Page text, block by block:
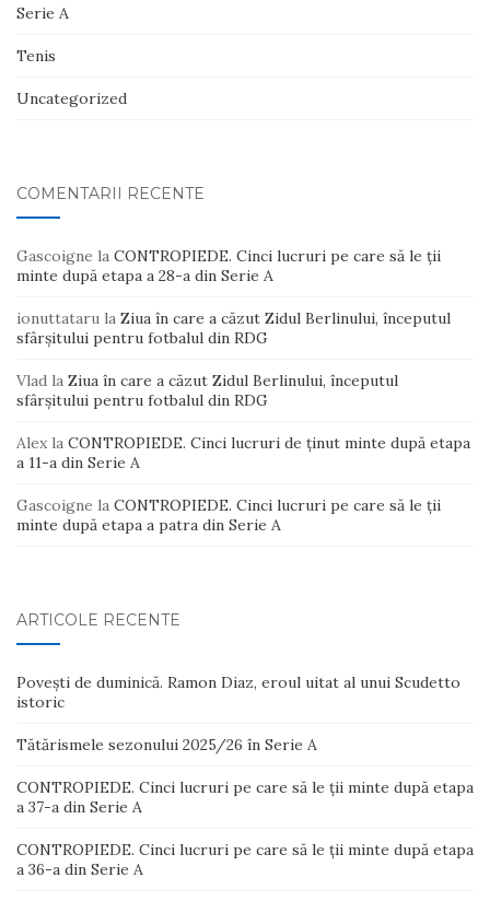
Serie A
Tenis
Uncategorized
COMENTARII RECENTE
Gascoigne la CONTROPIEDE. Cinci lucruri pe care să le ții
minte după etapa a 28-a din Serie A
ionuttataru la Ziua în care a căzut Zidul Berlinului, începutul
sfârșitului pentru fotbalul din RDG
Vlad la Ziua în care a căzut Zidul Berlinului, începutul
sfârșitului pentru fotbalul din RDG
Alex la CONTROPIEDE. Cinci lucruri de ținut minte după etapa
a 11-a din Serie A
Gascoigne la CONTROPIEDE. Cinci lucruri pe care să le ții
minte după etapa a patra din Serie A
ARTICOLE RECENTE
Povești de duminică. Ramon Diaz, eroul uitat al unui Scudetto
istoric
Tătărismele sezonului 2025/26 în Serie A
CONTROPIEDE. Cinci lucruri pe care să le ții minte după etapa
a 37-a din Serie A
CONTROPIEDE. Cinci lucruri pe care să le ții minte după etapa
a 36-a din Serie A